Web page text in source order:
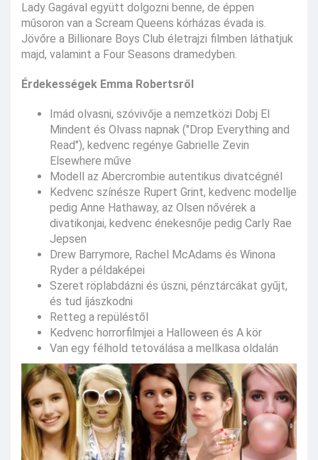
Lady Gagával együtt dolgozni benne, de éppen
műsoron van a Scream Queens kórházas évada is.
Jövőre a Billionare Boys Club életrajzi filmben láthatjuk
majd, valamint a Four Seasons dramedyben.
Érdekességek Emma Robertsről
Imád olvasni, szóvivője a nemzetközi Dobj El
Mindent és Olvass napnak ("Drop Everything and
Read"), kedvenc regénye Gabrielle Zevin
Elsewhere műve
Modell az Abercrombie autentikus divatcégnél
Kedvenc színésze Rupert Grint, kedvenc modellje
pedig Anne Hathaway, az Olsen nővérek a
divatikonjai, kedvenc énekesnője pedig Carly Rae
Jepsen
Drew Barrymore, Rachel McAdams és Winona
Ryder a példaképei
Szeret röplabdázni és úszni, pénztárcákat gyűjt,
és tud íjászkodni
Retteg a repüléstől
Kedvenc horrorfilmjei a Halloween és A kör
Van egy félhold tetoválása a mellkasa oldalán